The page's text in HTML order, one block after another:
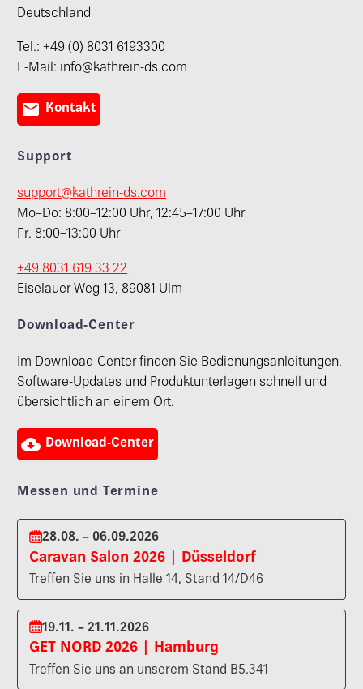
Deutschland
Tel.: +49 (0) 8031 6193300
E-Mail: info@kathrein-ds.com
 Kontakt
Support
support@kathrein-ds.com
Mo–Do: 8:00–12:00 Uhr, 12:45–17:00 Uhr
Fr. 8:00–13:00 Uhr
+49 8031 619 33 22
Eiselauer Weg 13, 89081 Ulm
Download-Center
Im Download-Center finden Sie Bedienungsanleitungen,
Software-Updates und Produktunterlagen schnell und
übersichtlich an einem Ort.
 Download-Center
Messen und Termine
28.08. – 06.09.2026
Caravan Salon 2026 | Düsseldorf
Treffen Sie uns in Halle 14, Stand 14/D46
19.11. – 21.11.2026
GET NORD 2026 | Hamburg
Treffen Sie uns an unserem Stand B5.341